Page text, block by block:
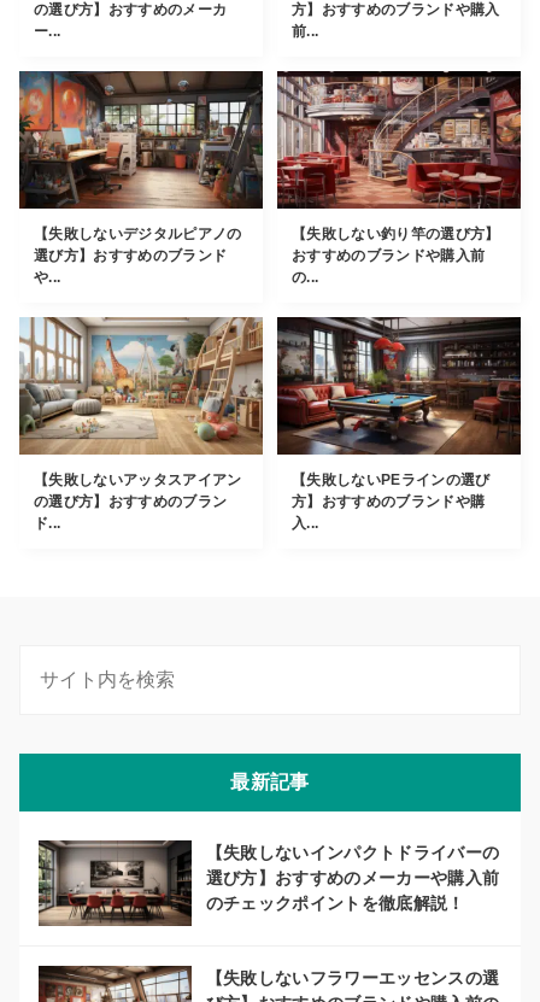
の選び方】おすすめのメーカ
ー...
方】おすすめのブランドや購入
前...
【失敗しないデジタルピアノの
選び方】おすすめのブランド
や...
【失敗しない釣り竿の選び方】
おすすめのブランドや購入前
の...
【失敗しないアッタスアイアン
の選び方】おすすめのブラン
ド...
【失敗しないPEラインの選び
方】おすすめのブランドや購
入...
最新記事
【失敗しないインパクトドライバーの
選び方】おすすめのメーカーや購入前
のチェックポイントを徹底解説！
【失敗しないフラワーエッセンスの選